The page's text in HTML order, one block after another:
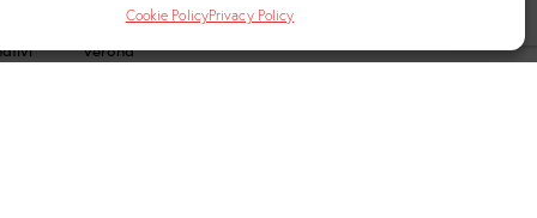
Cookie PolicyPrivacy Policy
verona